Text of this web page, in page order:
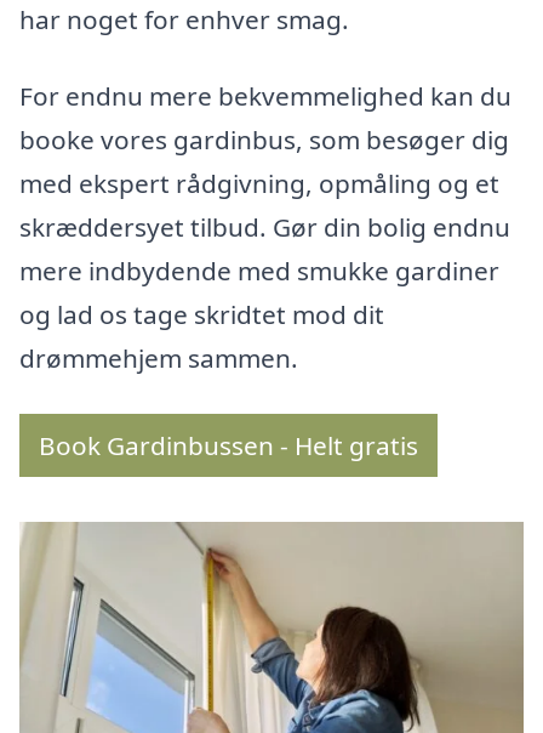
har noget for enhver smag.
For endnu mere bekvemmelighed kan du
booke vores gardinbus, som besøger dig
med ekspert rådgivning, opmåling og et
skræddersyet tilbud. Gør din bolig endnu
mere indbydende med smukke gardiner
og lad os tage skridtet mod dit
drømmehjem sammen.
Book Gardinbussen - Helt gratis